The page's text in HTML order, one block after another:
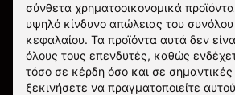
σύνθετα χρηματοοικονομικά
υψηλό κίνδυνο απώλειας του
κεφαλαίου. Τα προϊόντα αυτά δεν
όλους τους επενδυτές, καθώς
τόσο σε κέρδη όσο και σε
ξεκινήσετε να πραγματοποιείτε